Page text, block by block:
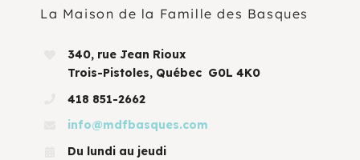
La Maison de la Famille des Basques
340, rue Jean Rioux
Trois-Pistoles, Québec G0L 4K0
418 851-2662
info@mdfbasques.com
Du lundi au jeudi